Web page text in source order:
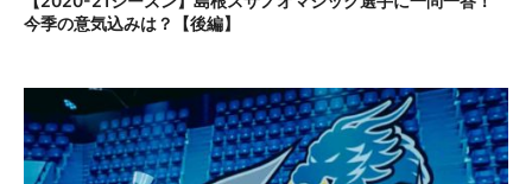
今季の意気込みは？【後編】